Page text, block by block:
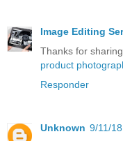
Image Editing
Thanks for
product
Responder
Unknown 9/11/